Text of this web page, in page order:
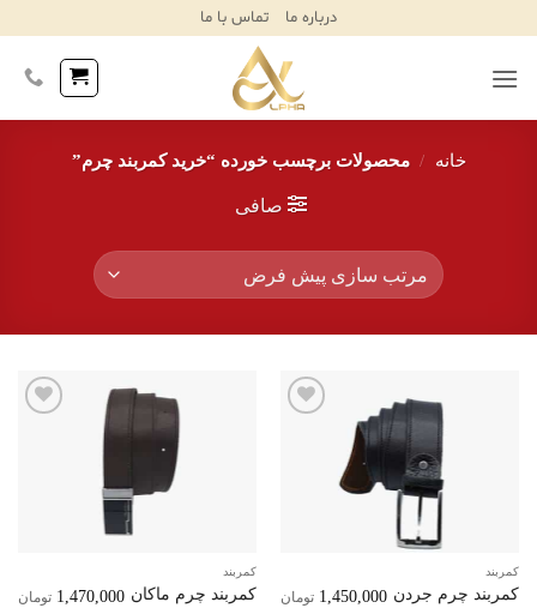
Content
درباره ما تماس با ما
خانه / محصولات برچسب خورده “خرید کمربند چرم”
صافی
کمربند
کمربند چرم جردن 1,450,000 تومان
کمربند
کمربند چرم ماکان 1,470,000 تومان